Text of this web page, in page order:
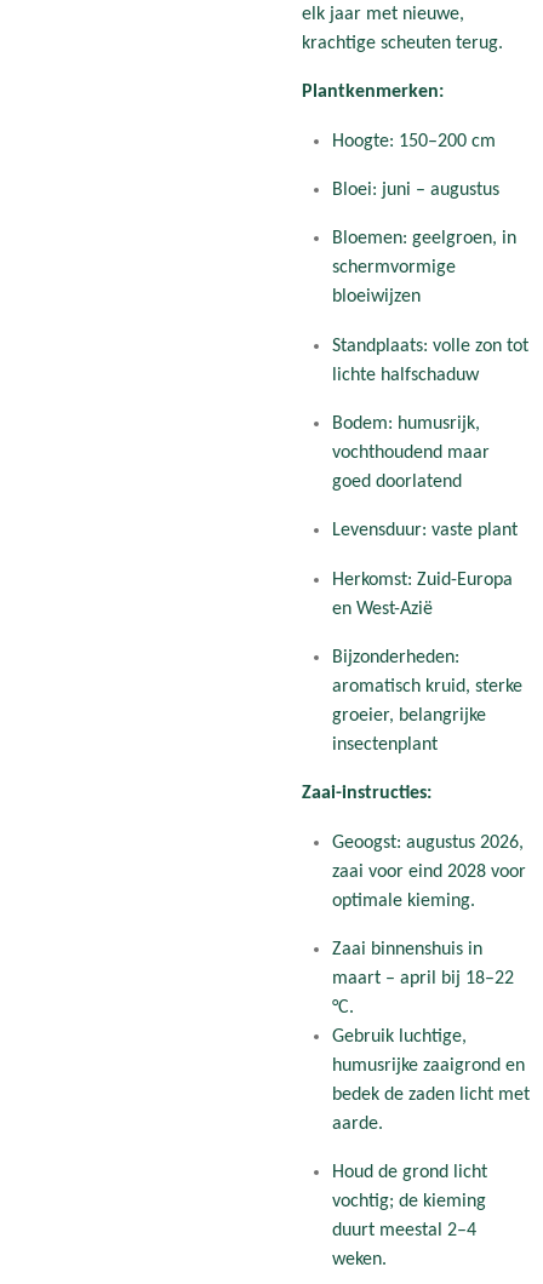
elk jaar met nieuwe,
krachtige scheuten terug.
Plantkenmerken:
Hoogte: 150–200 cm
Bloei: juni – augustus
Bloemen: geelgroen, in
schermvormige
bloeiwijzen
Standplaats: volle zon tot
lichte halfschaduw
Bodem: humusrijk,
vochthoudend maar
goed doorlatend
Levensduur: vaste plant
Herkomst: Zuid-Europa
en West-Azië
Bijzonderheden:
aromatisch kruid, sterke
groeier, belangrijke
insectenplant
Zaai-instructies:
Geoogst: augustus 2026,
zaai voor eind 2028 voor
optimale kieming.
Zaai binnenshuis in
maart – april bij 18–22
°C.
Gebruik luchtige,
humusrijke zaaigrond en
bedek de zaden licht met
aarde.
Houd de grond licht
vochtig; de kieming
duurt meestal 2–4
weken.